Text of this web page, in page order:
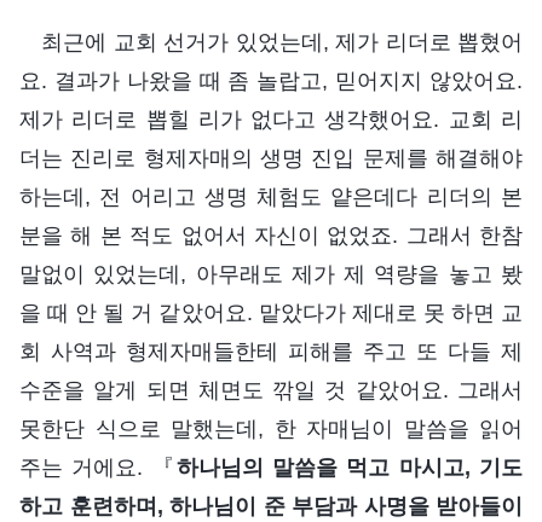
최근에 교회 선거가 있었는데, 제가 리더로 뽑혔어
요. 결과가 나왔을 때 좀 놀랍고, 믿어지지 않았어요.
제가 리더로 뽑힐 리가 없다고 생각했어요. 교회 리
더는 진리로 형제자매의 생명 진입 문제를 해결해야
하는데, 전 어리고 생명 체험도 얕은데다 리더의 본
분을 해 본 적도 없어서 자신이 없었죠. 그래서 한참
말없이 있었는데, 아무래도 제가 제 역량을 놓고 봤
을 때 안 될 거 같았어요. 맡았다가 제대로 못 하면 교
회 사역과 형제자매들한테 피해를 주고 또 다들 제
수준을 알게 되면 체면도 깎일 것 같았어요. 그래서
못한단 식으로 말했는데, 한 자매님이 말씀을 읽어
주는 거에요. 『 하나님의 말씀을 먹고 마시고, 기도
하고 훈련하며, 하나님이 준 부담과 사명을 받아들이